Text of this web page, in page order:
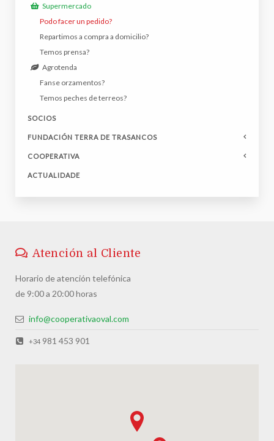
Supermercado
Podo facer un pedido?
Repartimos a compra a domicilio?
Temos prensa?
Agrotenda
Fanse orzamentos?
Temos peches de terreos?
SOCIOS
FUNDACIÓN TERRA DE TRASANCOS
COOPERATIVA
ACTUALIDADE
Atención al Cliente
Horario de atención telefónica
de 9:00 a 20:00 horas
info@cooperativaoval.com
+34 981 453 901